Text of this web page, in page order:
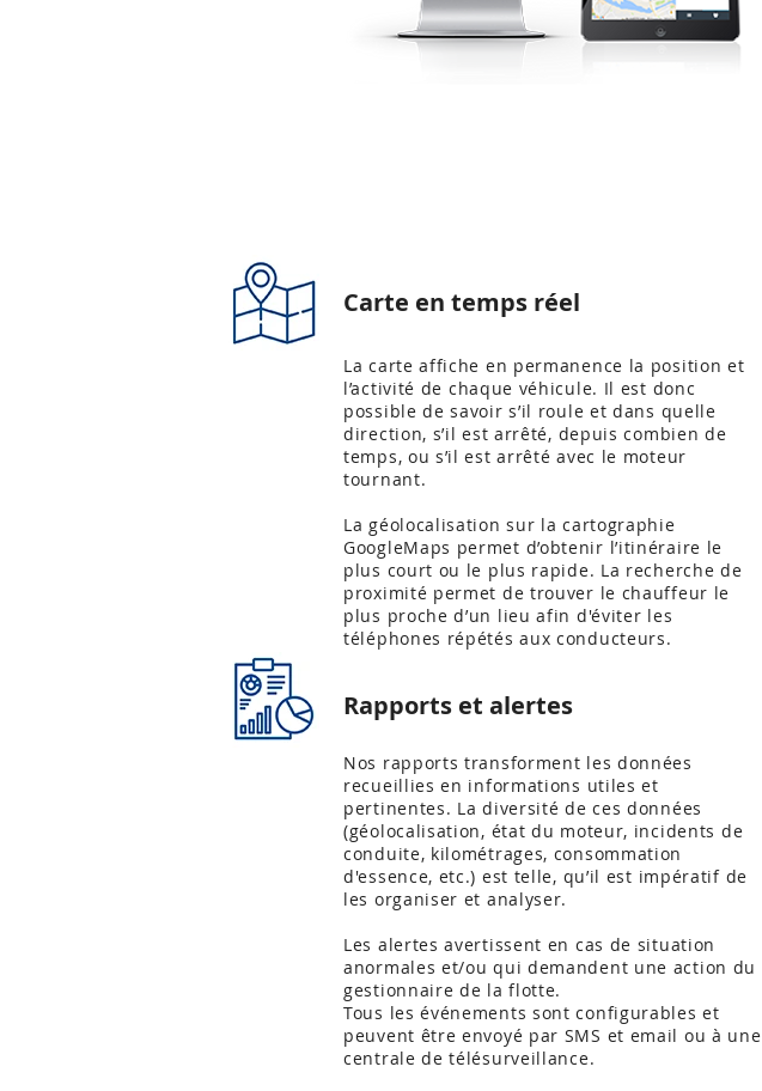
Carte en temps réel
La carte affiche en permanence la position et
l’activité de chaque véhicule. Il est donc
possible de savoir s’il roule et dans quelle
direction, s’il est arrêté, depuis combien de
temps, ou s’il est arrêté avec le moteur
tournant.
La géolocalisation sur la cartographie
GoogleMaps permet d’obtenir l’itinéraire le
plus court ou le plus rapide. La recherche de
proximité permet de trouver le chauffeur le
plus proche d’un lieu afin d'éviter les
téléphones répétés aux conducteurs.
Rapports et alertes
Nos rapports transforment les données
recueillies en informations utiles et
pertinentes. La diversité de ces données
(géolocalisation, état du moteur, incidents de
conduite, kilométrages, consommation
d'essence, etc.) est telle, qu’il est impératif de
les organiser et analyser.
Les alertes avertissent en cas de situation
anormales et/ou qui demandent une action du
gestionnaire de la flotte.
Tous les événements sont configurables et
peuvent être envoyé par SMS et email ou à une
centrale de télésurveillance.